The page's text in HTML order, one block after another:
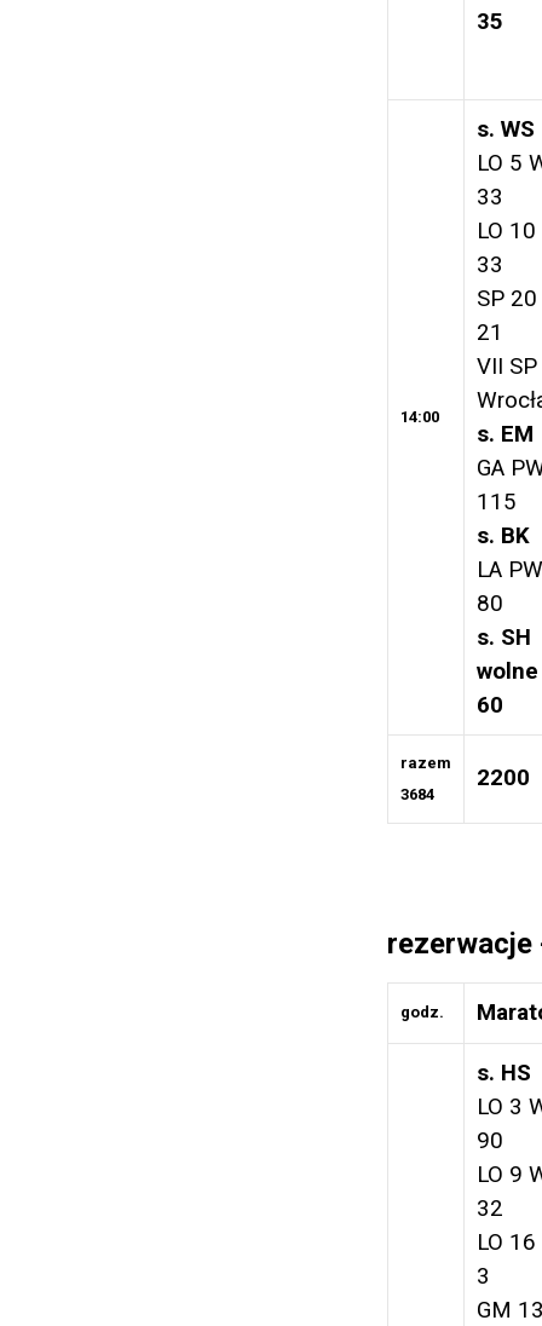
35
14:00
s. WS
LO 5
33
LO
33
SP 20
21
VII
s. EM
GA
115
s. BK
LA
80
s. SH
60
razem
3684
2200
rezerwacje
godz.
s. HS
LO 3
90
LO 9
32
LO
3
GM